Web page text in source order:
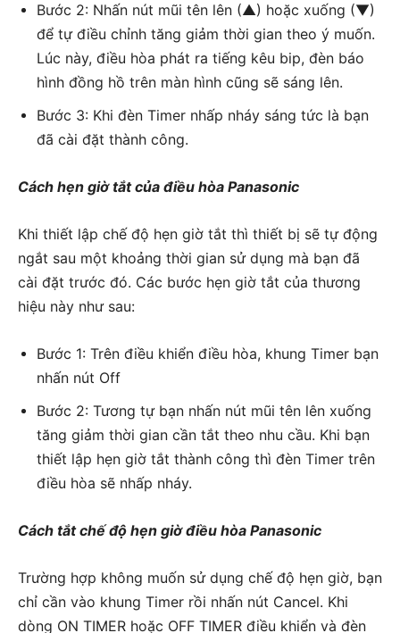
Bước 2: Nhấn nút mũi tên lên (▲) hoặc xuống (▼)
để tự điều chỉnh tăng giảm thời gian theo ý muốn.
Lúc này, điều hòa phát ra tiếng kêu bip, đèn báo
hình đồng hồ trên màn hình cũng sẽ sáng lên.
Bước 3: Khi đèn Timer nhấp nháy sáng tức là bạn
đã cài đặt thành công.
Cách hẹn giờ tắt của điều hòa Panasonic
Khi thiết lập chế độ hẹn giờ tắt thì thiết bị sẽ tự động
ngắt sau một khoảng thời gian sử dụng mà bạn đã
cài đặt trước đó. Các bước hẹn giờ tắt của thương
hiệu này như sau:
Bước 1: Trên điều khiển điều hòa, khung Timer bạn
nhấn nút Off
Bước 2: Tương tự bạn nhấn nút mũi tên lên xuống
tăng giảm thời gian cần tắt theo nhu cầu. Khi bạn
thiết lập hẹn giờ tắt thành công thì đèn Timer trên
điều hòa sẽ nhấp nháy.
Cách tắt chế độ hẹn giờ điều hòa Panasonic
Trường hợp không muốn sử dụng chế độ hẹn giờ, bạn
chỉ cần vào khung Timer rồi nhấn nút Cancel. Khi
dòng ON TIMER hoặc OFF TIMER điều khiển và đèn